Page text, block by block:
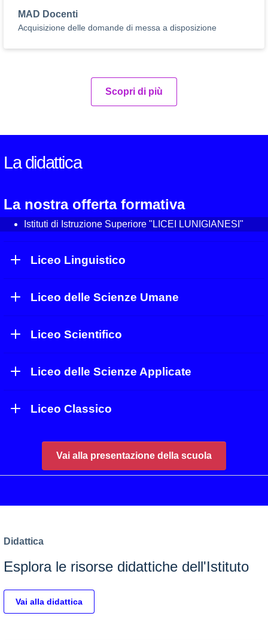
MAD Docenti
Acquisizione delle domande di messa a disposizione
Scopri di più
La didattica
La nostra offerta formativa
Istituti di Istruzione Superiore "LICEI LUNIGIANESI"
Liceo Linguistico
Liceo delle Scienze Umane
Liceo Scientifico
Liceo delle Scienze Applicate
Liceo Classico
Vai alla presentazione della scuola
Didattica
Esplora le risorse didattiche dell'Istituto
Vai alla didattica